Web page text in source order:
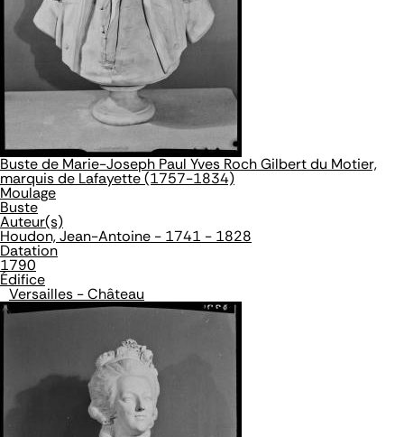
Buste de Marie-Joseph Paul Yves Roch Gilbert du Motier,
marquis de Lafayette (1757-1834)
Moulage
Buste
Auteur(s)
Houdon, Jean-Antoine - 1741 - 1828
Datation
1790
Édifice
Versailles - Château